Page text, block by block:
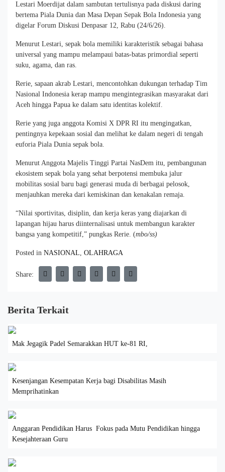
Lestari Moerdijat dalam sambutan tertulisnya pada diskusi daring
bertema Piala Dunia dan Masa Depan Sepak Bola Indonesia yang
digelar Forum Diskusi Denpasar 12, Rabu (24/6/26).
Menurut Lestari, sepak bola memiliki karakteristik sebagai bahasa
universal yang mampu melampaui batas-batas primordial seperti
suku, agama, dan ras.
Rerie, sapaan akrab Lestari, mencontohkan dukungan terhadap Tim
Nasional Indonesia kerap mampu mengintegrasikan masyarakat dari
Aceh hingga Papua ke dalam satu identitas kolektif.
Rerie yang juga anggota Komisi X DPR RI itu mengingatkan,
pentingnya kepekaan sosial dan melihat ke dalam negeri di tengah
euforia Piala Dunia sepak bola.
Menurut Anggota Majelis Tinggi Partai NasDem itu, pembangunan
ekosistem sepak bola yang sehat berpotensi membuka jalur
mobilitas sosial baru bagi generasi muda di berbagai pelosok,
menjauhkan mereka dari kemiskinan dan kenakalan remaja.
“Nilai sportivitas, disiplin, dan kerja keras yang diajarkan di
lapangan hijau harus diinternalisasi untuk membangun karakter
bangsa yang kompetitif,” pungkas Rerie. (mbo/ss)
Posted in NASIONAL, OLAHRAGA
Share:
Berita Terkait
Mak Jegagik Padel Semarakkan HUT ke-81 RI,
Kesenjangan Kesempatan Kerja bagi Disabilitas Masih
Memprihatinkan
Anggaran Pendidikan Harus Fokus pada Mutu Pendidikan hingga
Kesejahteraan Guru